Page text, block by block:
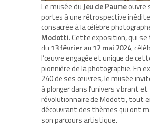
Le musée duJeu de Paumeouvre
portes à une rétrospective inédite
consacrée à la célèbre
Modotti. Cette exposition, qui
du 13 février au 12 mai 2024,
l’œuvre engagée et unique de
pionnière de la photographie. En
240 de ses œuvres, le musée
à plonger dans l’univers vibrant et
révolutionnaire de Modotti, tout
découvrant des thèmes qui ont
son parcours artistique.